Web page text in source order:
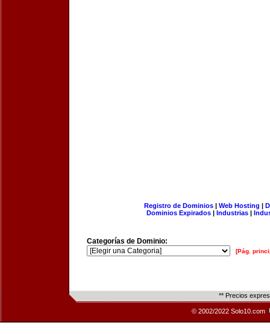
Registro de Dominios| Web Hosting |
Dominios Expirados | Industrias |
Categorías de Dominio:
[Pág.
** Precios
© 2002/2022 Solo10.com